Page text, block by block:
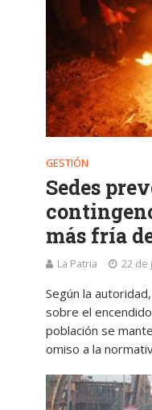
GESTIÓN
Sedes
más fría
La Patria 22 de
Según la
sobre el
población se
omiso a la